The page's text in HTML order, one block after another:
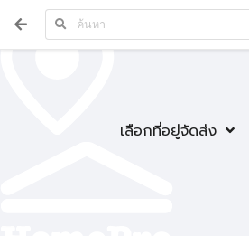
เลือกที่อยู่จัดส่ง